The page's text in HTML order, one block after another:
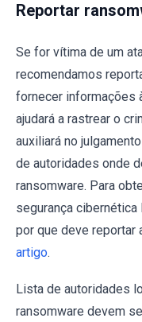
Reportar
Se for vítima de um
recomendamos
fornecer informações
ajudará a rastrear o
auxiliará no
de autoridades onde
ransomware. Para
segurança
por que deve reportar
artigo.
Lista de autoridades
ransomware devem